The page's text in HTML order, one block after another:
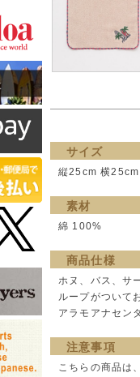
サイズ
縦25cm 横25cm
素材
綿 100%
商品仕様
ホヌ、バス、サ
ループがついて
アラモアナセン
注意事項
こちらの商品は